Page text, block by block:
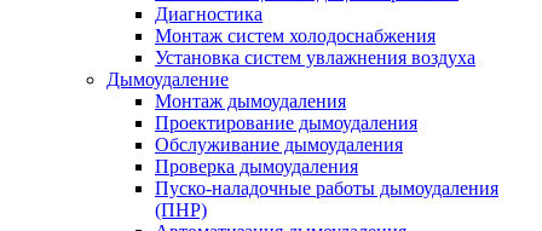
Диагностика
Монтаж систем холодоснабжения
Установка систем увлажнения воздуха
Дымоудаление
Монтаж дымоудаления
Проектирование дымоудаления
Обслуживание дымоудаления
Проверка дымоудаления
Пуско-наладочные работы дымоудаления
(ПНР)